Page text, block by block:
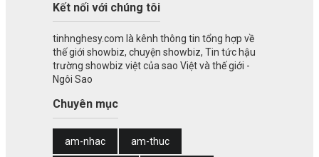
Kết nối với chúng tôi
tinhnghesy.com là kênh thông tin tổng hợp về
thế giới showbiz, chuyện showbiz, Tin tức hậu
trường showbiz việt của sao Việt và thế giới -
Ngôi Sao
Chuyên mục
am-nhac am-thuc